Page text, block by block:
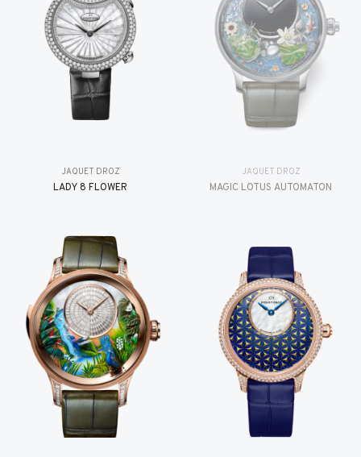
JAQUET DROZ
LADY 8 FLOWER
JAQUET DROZ
MAGIC LOTUS AUTOMATON